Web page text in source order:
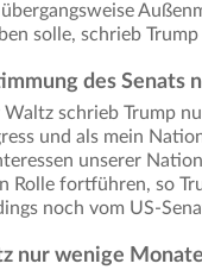
solle, schrieb
des Senats
Waltz schrieb Trump
und als mein
unserer
Rolle fortführen, so
noch vom US-
nur wenige